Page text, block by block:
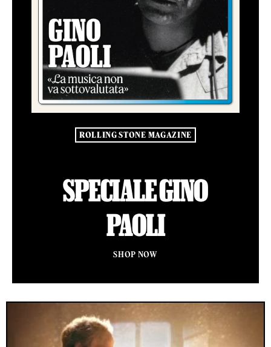
ROLLING STONE MAGAZINE
SPECIALE GINO
PAOLI
SHOP NOW